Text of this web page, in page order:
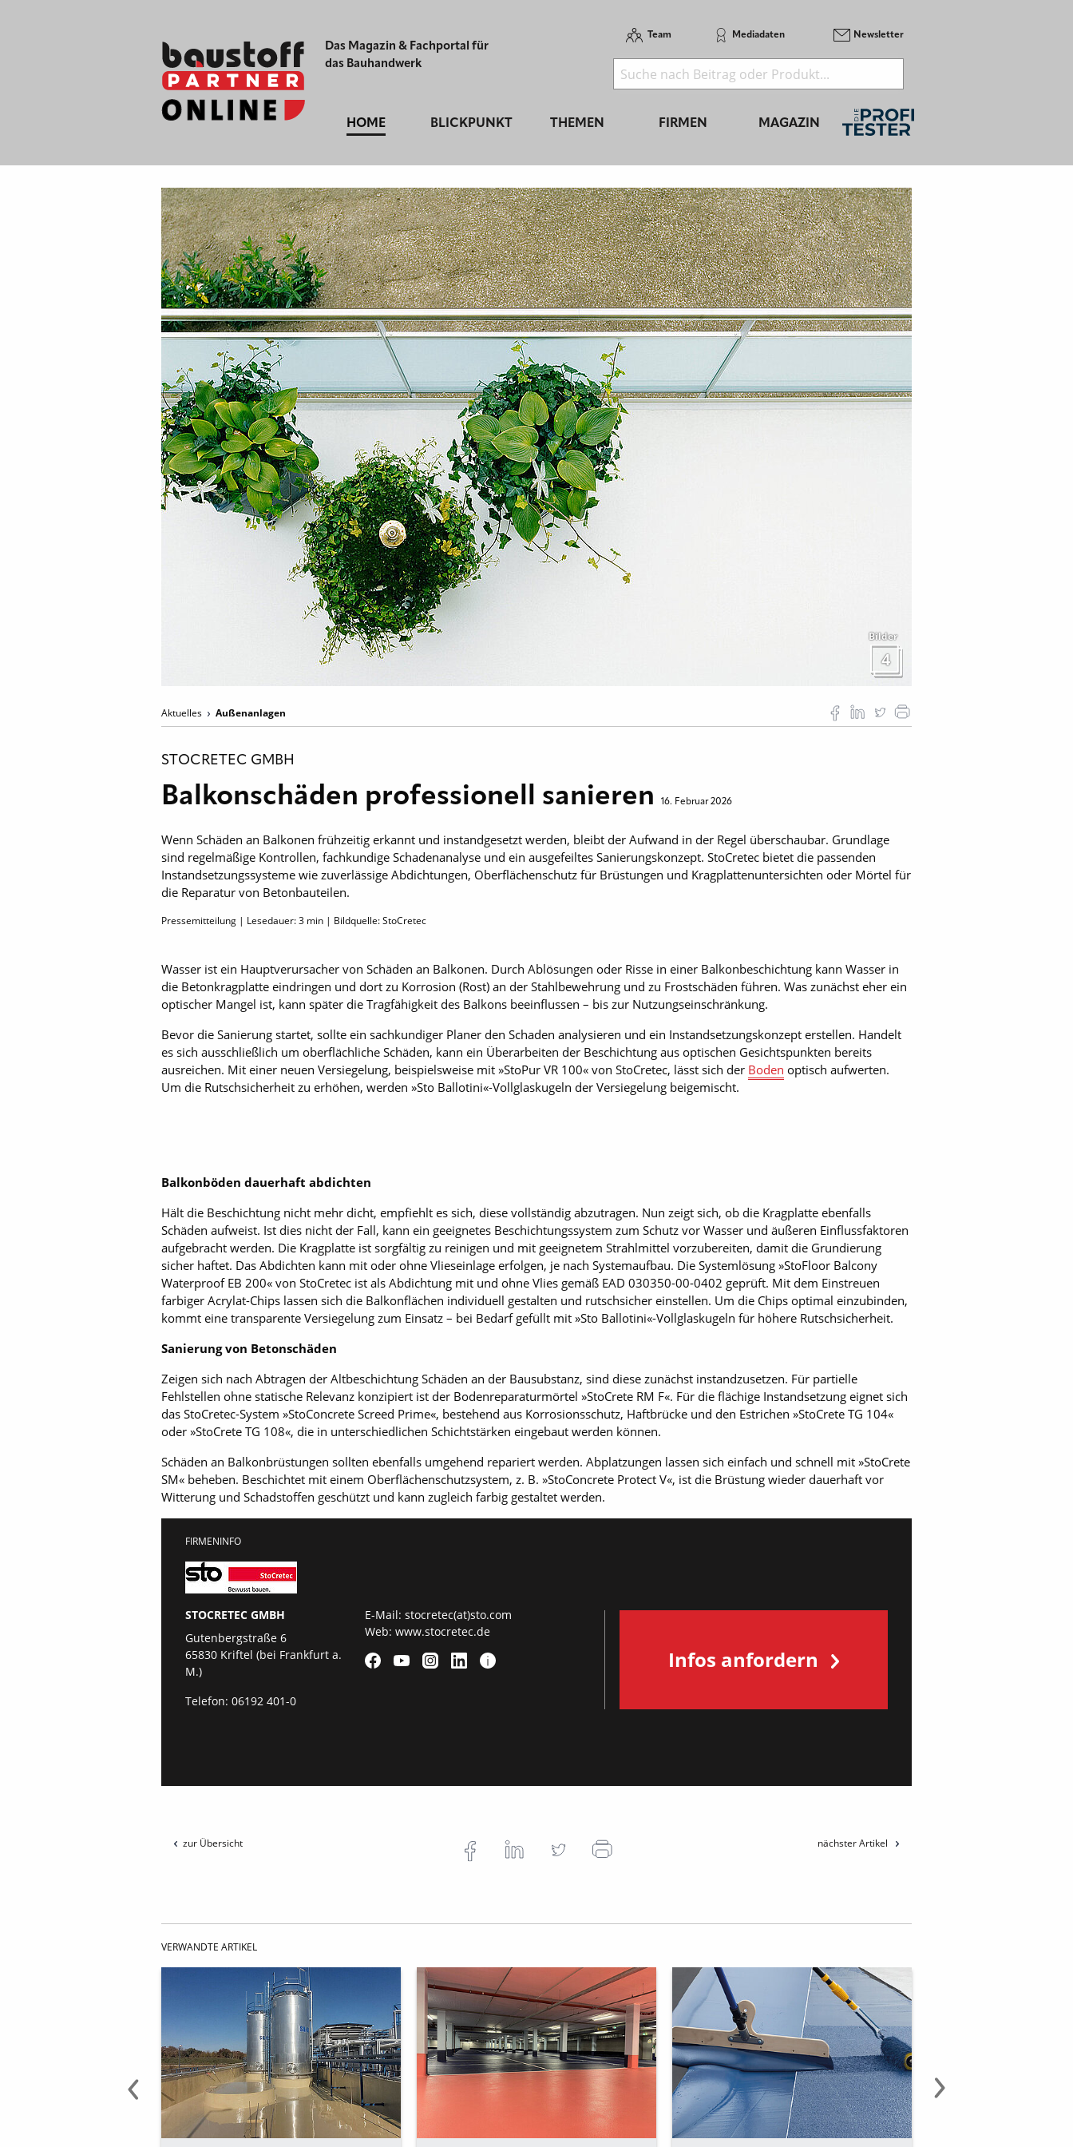
Das Magazin & Fachportal für
das Bauhandwerk
Team Mediadaten Newsletter
HOME BLICKPUNKT THEMEN FIRMEN MAGAZIN
Bilder
4
Aktuelles Außenanlagen
STOCRETEC GMBH
Balkonschäden professionell sanieren 16. Februar 2026
Wenn Schäden an Balkonen frühzeitig erkannt und instandgesetzt werden, bleibt der Aufwand in der Regel überschaubar. Grundlage
sind regelmäßige Kontrollen, fachkundige Schadenanalyse und ein ausgefeiltes Sanierungskonzept. StoCretec bietet die passenden
Instandsetzungssysteme wie zuverlässige Abdichtungen, Oberflächenschutz für Brüstungen und Kragplattenuntersichten oder Mörtel für
die Reparatur von Betonbauteilen.
Pressemitteilung | Lesedauer:3 min | Bildquelle: StoCretec
Wasser ist ein Hauptverursacher von Schäden an Balkonen. Durch Ablösungen oder Risse in einer Balkonbeschichtung kann Wasser in
die Betonkragplatte eindringen und dort zu Korrosion (Rost) an der Stahlbewehrung und zu Frostschäden führen. Was zunächst eher ein
optischer Mangel ist, kann später die Tragfähigkeit des Balkons beeinflussen – bis zur Nutzungseinschränkung.
Bevor die Sanierung startet, sollte ein sachkundiger Planer den Schaden analysieren und ein Instandsetzungskonzept erstellen. Handelt
es sich ausschließlich um oberflächliche Schäden, kann ein Überarbeiten der Beschichtung aus optischen Gesichtspunkten bereits
ausreichen. Mit einer neuen Versiegelung, beispielsweise mit »StoPur VR 100« von StoCretec, lässt sich der Boden optisch aufwerten.
Um die Rutschsicherheit zu erhöhen, werden »Sto Ballotini«-Vollglaskugeln der Versiegelung beigemischt.
Balkonböden dauerhaft abdichten
Hält die Beschichtung nicht mehr dicht, empfiehlt es sich, diese vollständig abzutragen. Nun zeigt sich, ob die Kragplatte ebenfalls
Schäden aufweist. Ist dies nicht der Fall, kann ein geeignetes Beschichtungssystem zum Schutz vor Wasser und äußeren Einflussfaktoren
aufgebracht werden. Die Kragplatte ist sorgfältig zu reinigen und mit geeignetem Strahlmittel vorzubereiten, damit die Grundierung
sicher haftet. Das Abdichten kann mit oder ohne Vlieseinlage erfolgen, je nach Systemaufbau. Die Systemlösung »StoFloor Balcony
Waterproof EB 200« von StoCretec ist als Abdichtung mit und ohne Vlies gemäß EAD 030350-00-0402 geprüft. Mit dem Einstreuen
farbiger Acrylat-Chips lassen sich die Balkonflächen individuell gestalten und rutschsicher einstellen. Um die Chips optimal einzubinden,
kommt eine transparente Versiegelung zum Einsatz – bei Bedarf gefüllt mit »Sto Ballotini«-Vollglaskugeln für höhere Rutschsicherheit.
Sanierung von Betonschäden
Zeigen sich nach Abtragen der Altbeschichtung Schäden an der Bausubstanz, sind diese zunächst instandzusetzen. Für partielle
Fehlstellen ohne statische Relevanz konzipiert ist der Bodenreparaturmörtel »StoCrete RM F«. Für die flächige Instandsetzung eignet sich
das StoCretec-System »StoConcrete Screed Prime«, bestehend aus Korrosionsschutz, Haftbrücke und den Estrichen »StoCrete TG 104«
oder »StoCrete TG 108«, die in unterschiedlichen Schichtstärken eingebaut werden können.
Schäden an Balkonbrüstungen sollten ebenfalls umgehend repariert werden. Abplatzungen lassen sich einfach und schnell mit »StoCrete
SM« beheben. Beschichtet mit einem Oberflächenschutzsystem, z. B. »StoConcrete Protect V«, ist die Brüstung wieder dauerhaft vor
Witterung und Schadstoffen geschützt und kann zugleich farbig gestaltet werden.
FIRMENINFO
STOCRETEC GMBH
Gutenbergstraße 6
65830 Kriftel (bei Frankfurt a.
M.)
Telefon: 06192 401-0
E-Mail: stocretec(at)sto.com
Web: www.stocretec.de
Infos anfordern
zur Übersicht nächster Artikel
VERWANDTE ARTIKEL